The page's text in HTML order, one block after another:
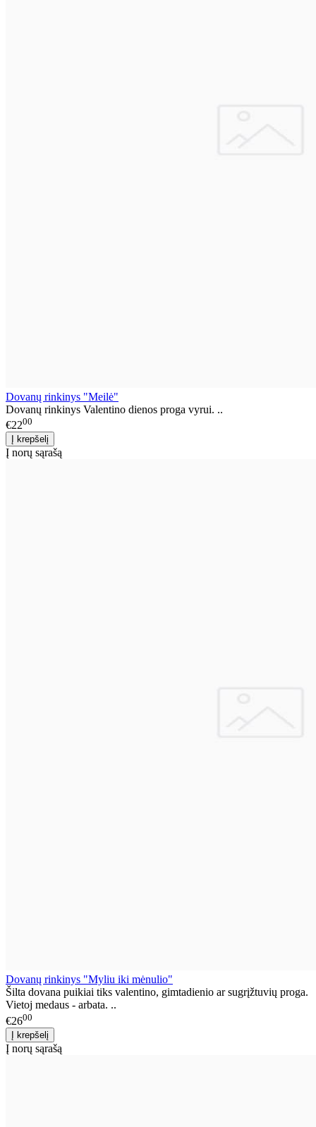
Dovanų rinkinys "Meilė"
Dovanų rinkinys Valentino dienos proga vyrui. ..
€2200
Į norų sąrašą
Dovanų rinkinys "Myliu iki mėnulio"
Šilta dovana puikiai tiks valentino, gimtadienio ar sugrįžtuvių proga.
Vietoj medaus - arbata. ..
€2600
Į norų sąrašą